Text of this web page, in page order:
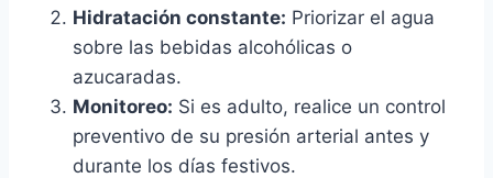
Hidratación constante: Priorizar el agua
sobre las bebidas alcohólicas o
azucaradas.
Monitoreo: Si es adulto, realice un control
preventivo de su presión arterial antes y
durante los días festivos.